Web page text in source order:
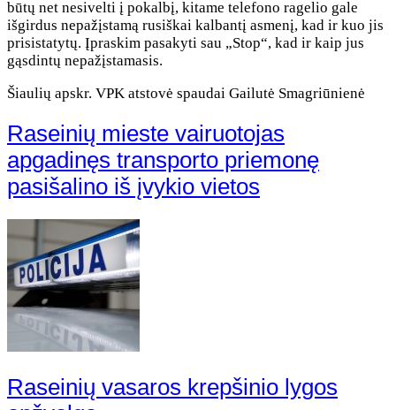
būtų net nesivelti į pokalbį, kitame telefono ragelio gale
išgirdus nepažįstamą rusiškai kalbantį asmenį, kad ir kuo jis
prisistatytų. Įpraskim pasakyti sau „Stop“, kad ir kaip jus
gąsdintų nepažįstamasis.
Šiaulių apskr. VPK atstovė spaudai Gailutė Smagriūnienė
Raseinių mieste vairuotojas
apgadinęs transporto priemonę
pasišalino iš įvykio vietos
Raseinių vasaros krepšinio lygos